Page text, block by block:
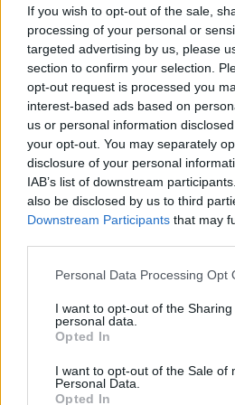
If you wish to opt-out of the sale,
processing of your personal or
targeted advertising by us, please
section to confirm your selection.
opt-out request is processed you
interest-based ads based on
us or personal information
your opt-out. You may separately
disclosure of your personal
IAB’s list of downstream
also be disclosed by us to third
Downstream Participants that may
Please note that this website/app
not limited to your visit or usage
grant or deny consent to Google
use your data for below specified
consent section.
Personal Data Processing Opt
I want to opt-out of the
personal data.
Opted In
I want to opt-out of the Sale of
Personal Data.
Opted In